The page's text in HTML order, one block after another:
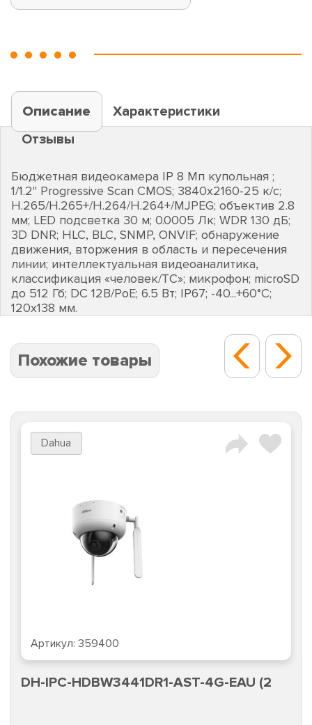
Описание
Характеристики
Отзывы
Бюджетная видеокамера IP 8 Мп купольная ;
1/1.2" Progressive Scan CMOS; 3840х2160-25 к/с;
H.265/H.265+/H.264/H.264+/MJPEG; объектив 2.8
мм; LED подсветка 30 м; 0.0005 Лк; WDR 130 дБ;
3D DNR; HLC, BLC, SNMP, ONVIF; обнаружение
движения, вторжения в область и пересечения
линии; интеллектуальная видеоаналитика,
классификация «человек/ТС»; микрофон; microSD
до 512 Гб; DC 12В/PoE; 6.5 Вт; IP67; -40...+60°C;
120х138 мм.
Похожие товары
Dahua
Артикул: 359400
DH-IPC-HDBW3441DR1-AST-4G-EAU (2